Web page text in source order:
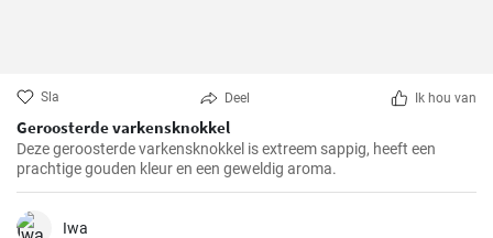
Sla Deel Ik hou van
Geroosterde varkensknokkel
Deze geroosterde varkensknokkel is extreem sappig, heeft een
prachtige gouden kleur en een geweldig aroma.
Iwa